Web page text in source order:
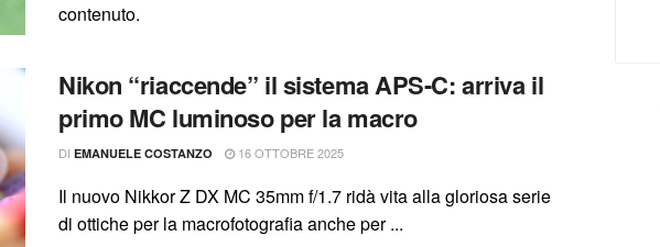
contenuto.
Nikon “riaccende” il sistema APS-C: arriva il
primo MC luminoso per la macro
DI EMANUELE COSTANZO 16 OTTOBRE 2025
Il nuovo Nikkor Z DX MC 35mm f/1.7 ridà vita alla gloriosa serie
di ottiche per la macrofotografia anche per ...